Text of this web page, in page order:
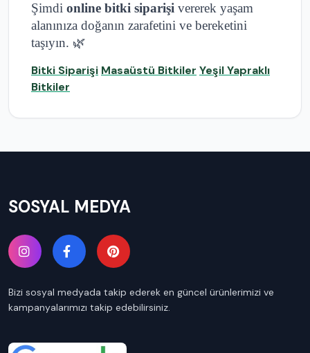
Şimdi online bitki siparişi vererek yaşam
alanınıza doğanın zarafetini ve bereketini
taşıyın. 🌿
Bitki Siparişi Masaüstü Bitkiler Yeşil Yapraklı
Bitkiler
SOSYAL MEDYA
Bizi sosyal medyada takip ederek en güncel ürünlerimizi ve
kampanyalarımızı takip edebilirsiniz.